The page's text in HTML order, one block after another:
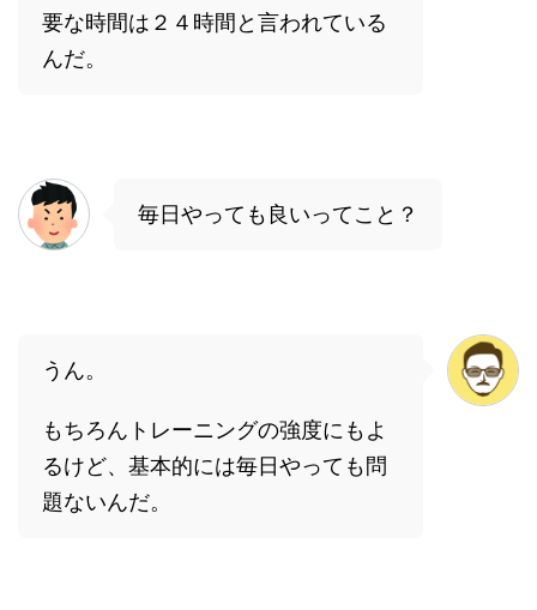
要な時間は２４時間と言われている
んだ。
毎日やっても良いってこと？
うん。
もちろんトレーニングの強度にもよ
るけど、基本的には毎日やっても問
題ないんだ。